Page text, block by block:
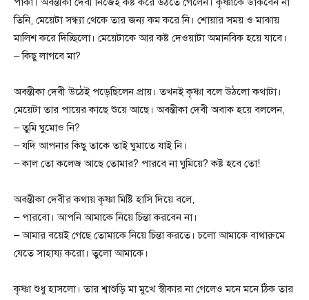
তিনি, মেয়েটা সন্ধ্যা থেকে তার জন্য কম করে নি। শোয়ার সময় ও মাঝায়
মালিশ করে দিচ্ছিলো। মেয়েটাকে আর কষ্ট দেওয়াটা অমানবিক হয়ে যাবে।
– কিছু লাগবে মা?
অবন্তীকা দেবী উঠেই পড়েছিলেন প্রায়। তখনই কৃষ্ণা বলে উঠলো কথাটা।
মেয়েটা তার পায়ের কাছে শুয়ে আছে। অবন্তীকা দেবী অবাক হয়ে বললেন,
– তুমি ঘুমোও নি?
– যদি আপনার কিছু তাকে তাই ঘুমাতে যাই নি।
– কাল তো কলেজ আছে তোমার? পারবে না ঘুমিয়ে? কষ্ট হবে তো!
অবন্তীকা দেবীর কথায় কৃষ্ণা মিষ্টি হাসি দিয়ে বলে,
– পারবো। আপনি আমাকে নিয়ে চিন্তা করবেন না।
– আমার বয়েই গেছে তোমাকে নিয়ে চিন্তা করতে। চলো আমাকে বাথারুমে
যেতে সাহায্য করো। তুলো আমাকে।
কৃষ্ণা শুধু হাসলো। তার শ্বাশুড়ি মা মুখে স্বীকার না গেলেও মনে মনে ঠিক তার